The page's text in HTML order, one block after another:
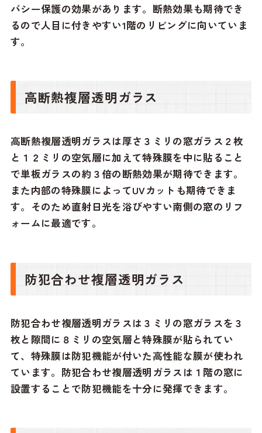
バシー保護の効果があります。断熱効果も期待でき
るので人目に付きやすい1階のリビングに向いていま
す。
高断熱複層透明ガラス
高断熱複層透明ガラスは厚さ３ミリの窓ガラス２枚
と１２ミリの空気層に加えて特殊膜を中に貼ること
で単板ガラスの約３倍の断熱効果が期待できます。
また内部の特殊膜によってUVカットも期待できま
す。そのため直射日光を浴びやすい南側の窓のリフ
ォームに最適です。
防犯合わせ複層透明ガラス
防犯合わせ複層透明ガラスは３ミリの窓ガラスを３
枚と隙間に８ミリの空気層と特殊膜が貼られてい
て、特殊膜は防犯機能が付いた高性能な膜が使われ
ています。防犯合わせ複層透明ガラスは１階の窓に
設置することで防犯機能を十分に発揮できます。